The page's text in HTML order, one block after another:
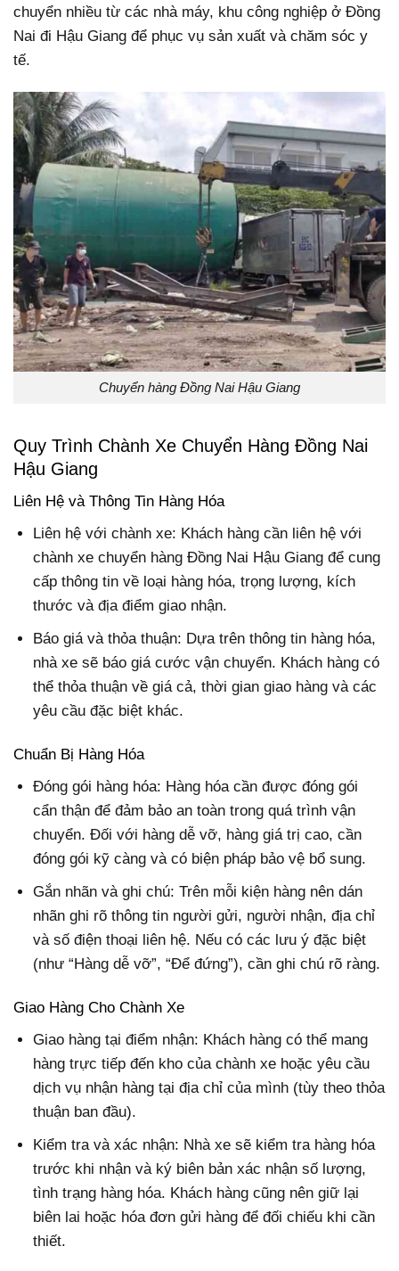
chuyển nhiều từ các nhà máy, khu công nghiệp ở Đồng
Nai đi Hậu Giang để phục vụ sản xuất và chăm sóc y
tế.
Chuyển hàng Đồng Nai Hậu Giang
Quy Trình Chành Xe Chuyển Hàng Đồng Nai
Hậu Giang
Liên Hệ và Thông Tin Hàng Hóa
Liên hệ với chành xe: Khách hàng cần liên hệ với
chành xe chuyển hàng Đồng Nai Hậu Giang để cung
cấp thông tin về loại hàng hóa, trọng lượng, kích
thước và địa điểm giao nhận.
Báo giá và thỏa thuận: Dựa trên thông tin hàng hóa,
nhà xe sẽ báo giá cước vận chuyển. Khách hàng có
thể thỏa thuận về giá cả, thời gian giao hàng và các
yêu cầu đặc biệt khác.
Chuẩn Bị Hàng Hóa
Đóng gói hàng hóa: Hàng hóa cần được đóng gói
cẩn thận để đảm bảo an toàn trong quá trình vận
chuyển. Đối với hàng dễ vỡ, hàng giá trị cao, cần
đóng gói kỹ càng và có biện pháp bảo vệ bổ sung.
Gắn nhãn và ghi chú: Trên mỗi kiện hàng nên dán
nhãn ghi rõ thông tin người gửi, người nhận, địa chỉ
và số điện thoại liên hệ. Nếu có các lưu ý đặc biệt
(như “Hàng dễ vỡ”, “Để đứng”), cần ghi chú rõ ràng.
Giao Hàng Cho Chành Xe
Giao hàng tại điểm nhận: Khách hàng có thể mang
hàng trực tiếp đến kho của chành xe hoặc yêu cầu
dịch vụ nhận hàng tại địa chỉ của mình (tùy theo thỏa
thuận ban đầu).
Kiểm tra và xác nhận: Nhà xe sẽ kiểm tra hàng hóa
trước khi nhận và ký biên bản xác nhận số lượng,
tình trạng hàng hóa. Khách hàng cũng nên giữ lại
biên lai hoặc hóa đơn gửi hàng để đối chiếu khi cần
thiết.